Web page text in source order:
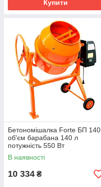
Купити
Бетономішалка Forte БП 140
об'єм барабана 140 л
потужність 550 Вт
В наявності
10 334 ₴